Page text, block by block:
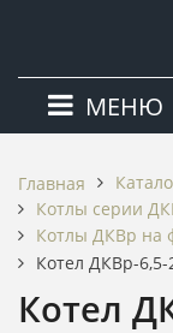
МЕНЮ
Главная
Котлы серии
Котлы ДКВр на
Котел ДКВр-
Котел